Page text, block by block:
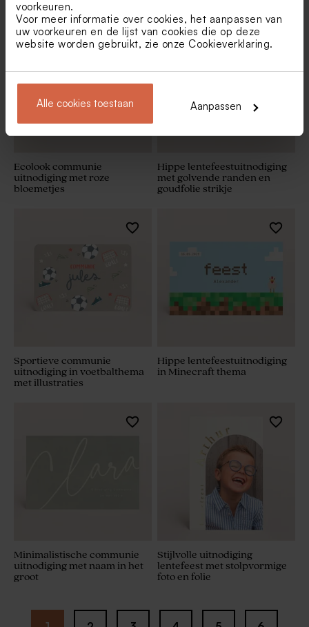
voorkeuren.
Voor meer informatie over cookies, het aanpassen van
uw voorkeuren en de lijst van cookies die op deze
website worden gebruikt, zie onze Cookieverklaring.
Alle cookies toestaan Aanpassen
Ecolook communie
uitnodiging met roze
bloemetjes
Hippe lentefeestuitnodiging
met golvende randen en
goudfolie strikje
Sportieve communie
uitnodiging in voetbalthema
met illustraties
Hippe lentefeestuitnodiging
in Minecraft thema
Minimalistische communie
uitnodiging met naam in het
groot
Stijlvolle uitnodiging
lentefeest met stolpvormige
foto en folie